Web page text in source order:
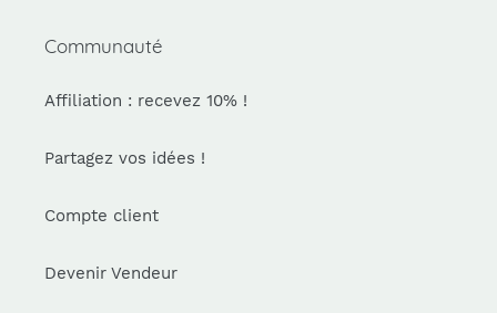
Communauté
Affiliation : recevez 10% !
Partagez vos idées !
Compte client
Devenir Vendeur